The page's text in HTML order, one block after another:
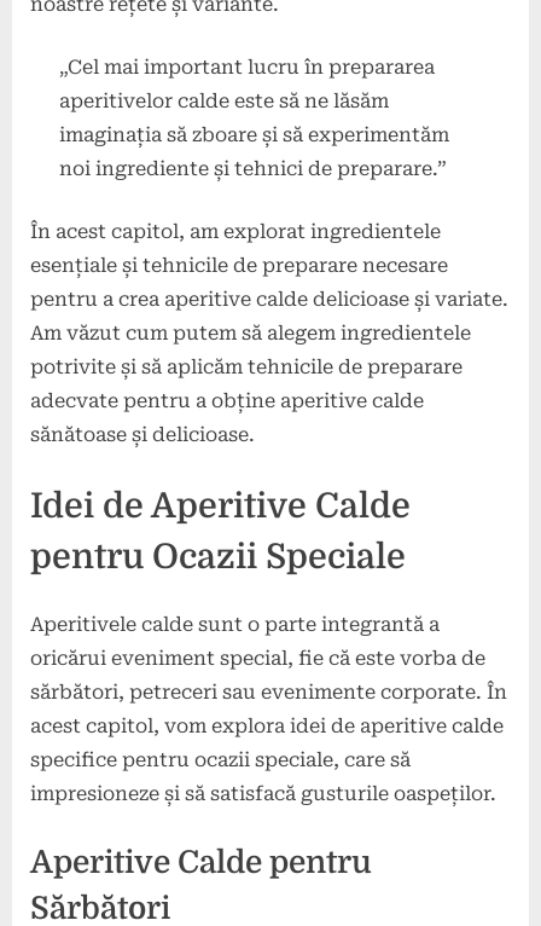
„Cel mai important lucru în prepararea
aperitivelor calde este să ne lăsăm
imaginația să zboare și să experimentăm
noi ingrediente și tehnici de preparare.”
În acest capitol, am explorat ingredientele
esențiale și tehnicile de preparare necesare
pentru a crea aperitive calde delicioase și variate.
Am văzut cum putem să alegem ingredientele
potrivite și să aplicăm tehnicile de preparare
adecvate pentru a obține aperitive calde
sănătoase și delicioase.
Idei de Aperitive Calde
pentru Ocazii Speciale
Aperitivele calde sunt o parte integrantă a
oricărui eveniment special, fie că este vorba de
sărbători, petreceri sau evenimente corporate. În
acest capitol, vom explora idei de aperitive calde
specifice pentru ocazii speciale, care să
impresioneze și să satisfacă gusturile oaspeților.
Aperitive Calde pentru
Sărbători